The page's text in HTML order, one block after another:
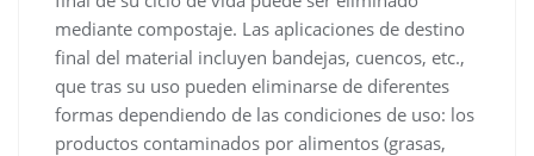
mediante compostaje. Las aplicaciones de destino
final del material incluyen bandejas, cuencos, etc.,
que tras su uso pueden eliminarse de diferentes
formas dependiendo de las condiciones de uso: los
productos contaminados por alimentos (grasas,